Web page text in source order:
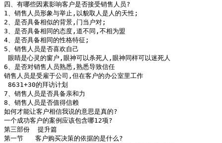
四、有哪些因素影响客户是否接受销售人员?
1、销售人员形象与举止,以貌取人是人的天性;
2、是否具备相似的背景,门当户对;
3、是否具备相同的态度,道不同,不相为盟
4、是否具备相同的性格特征;
5、销售人员是否喜欢自己
眼睛是心灵的窗户,眼神可以杀死人,眼神同样可以迷死人
6、是否对销售人员熟悉,熟悉导致信任
销售人员是受雇于公司,但在客户的办公室里工作
8631+30的拜访计划
7、销售人员是否具备亲和力
8、销售人员是否值得信赖
如何才能让客户相信我说的意思是真的?
一个成功客户的案例应该包含哪12项?
第三部份  提升篇
第一节   客户购买决策的依据的是什么?